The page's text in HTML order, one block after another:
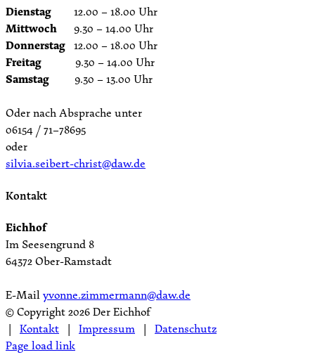
Dienstag 12.00 – 18.00 Uhr
Mittwoch 9.30 – 14.00 Uhr
Donnerstag 12.00 – 18.00 Uhr
Freitag 9.30 – 14.00 Uhr
Samstag 9.30 – 13.00 Uhr
Oder nach Absprache unter
06154 / 71–78695
oder
silvia.seibert-christ@daw.de
Kontakt
Eichhof
Im Seesengrund 8
64372 Ober-Ramstadt
E-Mailyvonne.zimmermann@daw.de
© Copyright2026 Der Eichhof
| Kontakt | Impressum | Datenschutz
Page load link